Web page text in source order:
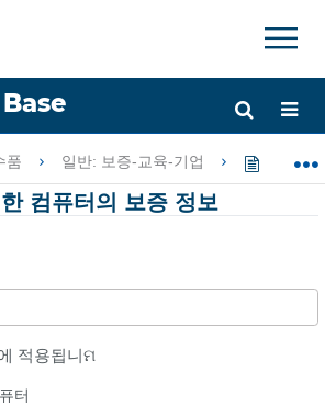
그인
×
장/축소
품 일반: 보증-교육-기업 FARO
컴퓨터의 보증 정보
터